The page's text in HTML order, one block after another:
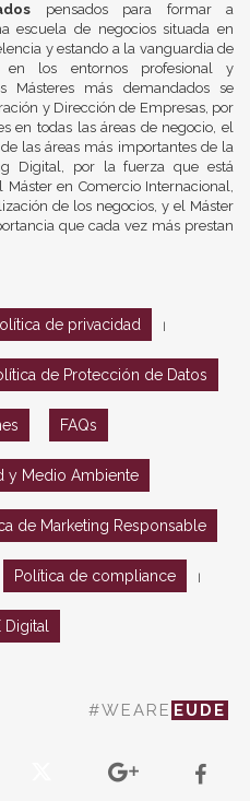
pensados para formar a
escuela de negocios situada en
y estando a la vanguardia de
los entornos profesional y
Másteres más demandados se
y Dirección de Empresas, por
en todas las áreas de negocio, el
las áreas más importantes de la
Digital, por la fuerza que está
en Comercio Internacional,
de los negocios, y el Máster
que cada vez más prestan
de privacidad
de Protección de Datos
FAQs
y Medio Ambiente
de Marketing Responsable
Política de compliance
Digital
#WEARE EUDE